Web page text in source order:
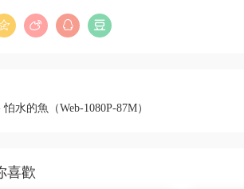
水的魚（Web-1080P-87M）
喜歡